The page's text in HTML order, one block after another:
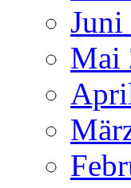
Juni
Mai